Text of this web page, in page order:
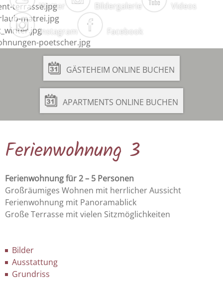
Wetter Bildergalerie Videos
Instagram Facebook
GÄSTEHEIM ONLINE BUCHEN
APARTMENTS ONLINE BUCHEN
Ferienwohnung 3
Ferienwohnung für 2 – 5 Personen
Großräumiges Wohnen mit herrlicher Aussicht
Ferienwohnung mit Panoramablick
Große Terrasse mit vielen Sitzmöglichkeiten
Bilder
Ausstattung
Grundriss